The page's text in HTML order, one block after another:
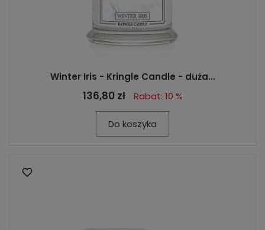
Winter Iris - Kringle Candle - duża...
136,80 zł Rabat: 10 %
Do koszyka